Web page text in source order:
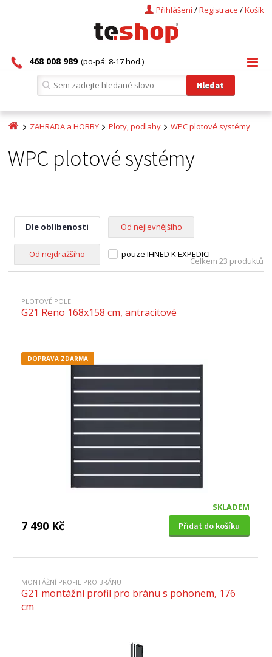
Košík
/
Registrace
/
Přihlášení
468 008 989 (po-pá: 8-17 hod.)
ZAHRADA a HOBBY Ploty, podlahy WPC plotové systémy
WPC plotové systémy
Dle oblíbenosti Od nejlevnějšího
Od nejdražšího pouze IHNED K EXPEDICI
Celkem 23 produktů
PLOTOVÉ POLE
G21 Reno 168x158 cm, antracitové
DOPRAVA ZDARMA
SKLADEM
7 490 Kč Přidat do košíku
MONTÁŽNÍ PROFIL PRO BRÁNU
G21 montážní profil pro bránu s pohonem, 176
cm